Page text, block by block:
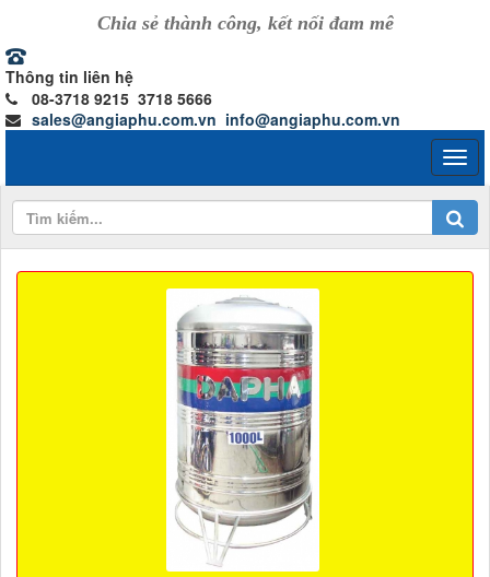
Chia sẻ thành công, kết nối đam mê
Thông tin liên hệ
08-3718 9215 3718 5666
sales@angiaphu.com.vn info@angiaphu.com.vn